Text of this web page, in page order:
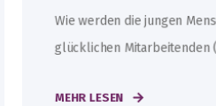
Wie werden die jungen
glücklichen Mitarbeitenden
MEHR LESEN